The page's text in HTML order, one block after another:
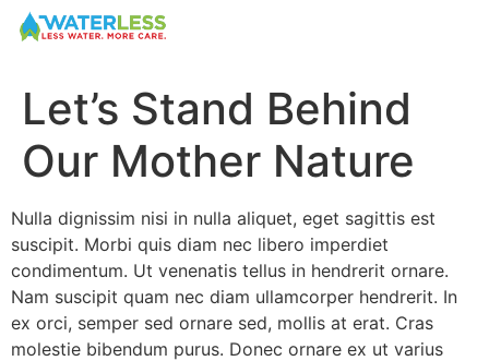
content
Let’s Stand Behind
Our Mother Nature
Nulla dignissim nisi in nulla aliquet, eget sagittis est
suscipit. Morbi quis diam nec libero imperdiet
condimentum. Ut venenatis tellus in hendrerit ornare.
Nam suscipit quam nec diam ullamcorper hendrerit. In
ex orci, semper sed ornare sed, mollis at erat. Cras
molestie bibendum purus. Donec ornare ex ut varius